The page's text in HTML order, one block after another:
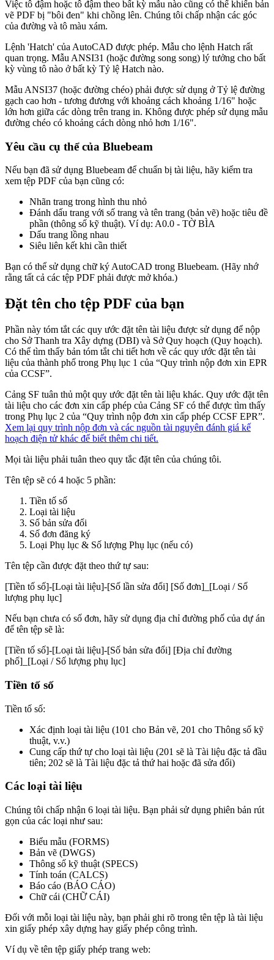
Việc tô đậm hoặc tô đậm theo bất kỳ mẫu nào cũng có thể khiến bản
vẽ PDF bị "bôi đen" khi chồng lên. Chúng tôi chấp nhận các góc
của đường và tô màu xám.
Lệnh 'Hatch' của AutoCAD được phép. Mẫu cho lệnh Hatch rất
quan trọng. Mẫu ANSI31 (hoặc đường song song) lý tưởng cho bất
kỳ vùng tô nào ở bất kỳ Tỷ lệ Hatch nào.
Mẫu ANSI37 (hoặc đường chéo) phải được sử dụng ở Tỷ lệ đường
gạch cao hơn - tương đương với khoảng cách khoảng 1/16" hoặc
lớn hơn giữa các dòng trên trang in. Không được phép sử dụng mẫu
đường chéo có khoảng cách dòng nhỏ hơn 1/16".
Yêu cầu cụ thể của Bluebeam
Nếu bạn đã sử dụng Bluebeam để chuẩn bị tài liệu, hãy kiểm tra
xem tệp PDF của bạn cũng có:
Nhãn trang trong hình thu nhỏ
Đánh dấu trang với số trang và tên trang (bản vẽ) hoặc tiêu đề
phần (thông số kỹ thuật). Ví dụ: A0.0 - TỜ BÌA
Dấu trang lồng nhau
Siêu liên kết khi cần thiết
Bạn có thể sử dụng chữ ký AutoCAD trong Bluebeam. (Hãy nhớ
rằng tất cả các tệp PDF phải được mở khóa.)
Đặt tên cho tệp PDF của bạn
Phần này tóm tắt các quy ước đặt tên tài liệu được sử dụng để nộp
cho Sở Thanh tra Xây dựng (DBI) và Sở Quy hoạch (Quy hoạch).
Có thể tìm thấy bản tóm tắt chi tiết hơn về các quy ước đặt tên tài
liệu của thành phố trong Phụ lục 1 của “Quy trình nộp đơn xin EPR
của CCSF”.
Cảng SF tuân thủ một quy ước đặt tên tài liệu khác. Quy ước đặt tên
tài liệu cho các đơn xin cấp phép của Cảng SF có thể được tìm thấy
trong Phụ lục 2 của “Quy trình nộp đơn xin cấp phép CCSF EPR”.
Xem lại quy trình nộp đơn và các nguồn tài nguyên đánh giá kế
hoạch điện tử khác để biết thêm chi tiết.
Mọi tài liệu phải tuân theo quy tắc đặt tên của chúng tôi.
Tên tệp sẽ có 4 hoặc 5 phần:
Tiền tố số
Loại tài liệu
Số bản sửa đổi
Số đơn đăng ký
Loại Phụ lục & Số lượng Phụ lục (nếu có)
Tên tệp cần được đặt theo thứ tự sau:
[Tiền tố số]-[Loại tài liệu]-[Số lần sửa đổi] [Số đơn]_[Loại / Số
lượng phụ lục]
Nếu bạn chưa có số đơn, hãy sử dụng địa chỉ đường phố của dự án
để tên tệp sẽ là:
[Tiền tố số]-[Loại tài liệu]-[Số bản sửa đổi] [Địa chỉ đường
phố]_[Loại / Số lượng phụ lục]
Tiền tố số
Tiền tố số:
Xác định loại tài liệu (101 cho Bản vẽ, 201 cho Thông số kỹ
thuật, v.v.)
Cung cấp thứ tự cho loại tài liệu (201 sẽ là Tài liệu đặc tả đầu
tiên; 202 sẽ là Tài liệu đặc tả thứ hai hoặc đã sửa đổi)
Các loại tài liệu
Chúng tôi chấp nhận 6 loại tài liệu. Bạn phải sử dụng phiên bản rút
gọn của các loại như sau:
Biểu mẫu (FORMS)
Bản vẽ (DWGS)
Thông số kỹ thuật (SPECS)
Tính toán (CALCS)
Báo cáo (BÁO CÁO)
Chữ cái (CHỮ CÁI)
Đối với mỗi loại tài liệu này, bạn phải ghi rõ trong tên tệp là tài liệu
xin giấy phép xây dựng hay giấy phép công trình.
Ví dụ về tên tệp giấy phép trang web: